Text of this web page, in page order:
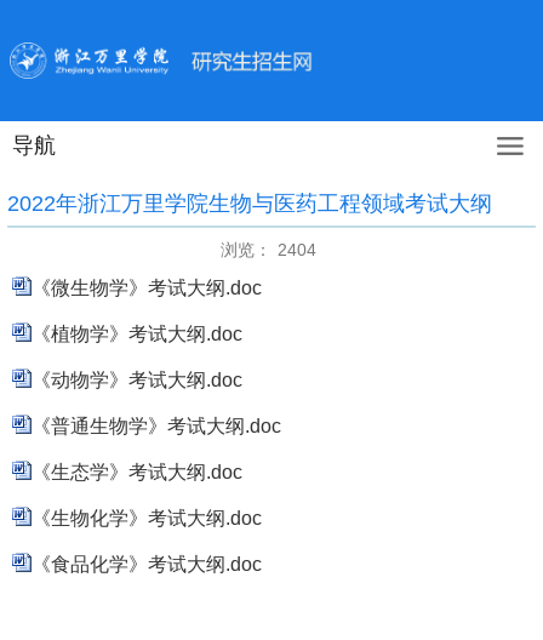
导航
2022年浙江万里学院生物与医药工程领域考试大纲
浏览： 2404
《微生物学》考试大纲.doc
《植物学》考试大纲.doc
《动物学》考试大纲.doc
《普通生物学》考试大纲.doc
《生态学》考试大纲.doc
《生物化学》考试大纲.doc
《食品化学》考试大纲.doc